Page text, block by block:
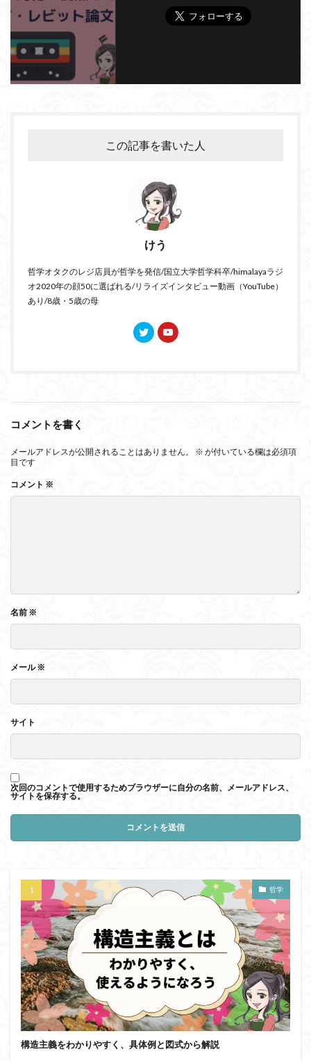
この記事を書いた人
けう
哲学オタクのレジ店員が哲学を発信/国立大学哲学科卒/himalayaラジ
オ2020年の顔50に選ばれる/リライズインタビュー動画（YouTube）
あり/8歳・5歳の母
コメントを書く
メールアドレスが公開されることはありません。 ※ が付いている欄は必須項
目です
コメント ※
名前 ※
メール※
サイト
次回のコメントで使用するためブラウザーに自分の名前、メールアドレス、
サイトを保存する。
哲学
構造主義をわかりやすく、具体例と図式から解説